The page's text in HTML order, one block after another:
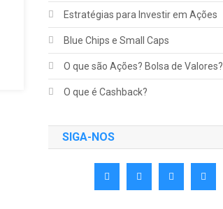
Estratégias para Investir em Ações
Blue Chips e Small Caps
O que são Ações? Bolsa de Valores?
O que é Cashback?
SIGA-NOS